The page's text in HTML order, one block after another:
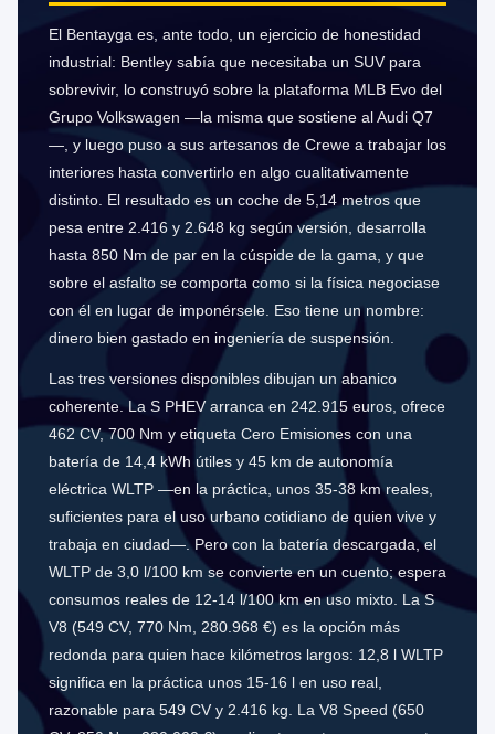
El Bentayga es, ante todo, un ejercicio de honestidad
industrial: Bentley sabía que necesitaba un SUV para
sobrevivir, lo construyó sobre la plataforma MLB Evo del
Grupo Volkswagen —la misma que sostiene al Audi Q7
—, y luego puso a sus artesanos de Crewe a trabajar los
interiores hasta convertirlo en algo cualitativamente
distinto. El resultado es un coche de 5,14 metros que
pesa entre 2.416 y 2.648 kg según versión, desarrolla
hasta 850 Nm de par en la cúspide de la gama, y que
sobre el asfalto se comporta como si la física negociase
con él en lugar de imponérsele. Eso tiene un nombre:
dinero bien gastado en ingeniería de suspensión.
Las tres versiones disponibles dibujan un abanico
coherente. La S PHEV arranca en 242.915 euros, ofrece
462 CV, 700 Nm y etiqueta Cero Emisiones con una
batería de 14,4 kWh útiles y 45 km de autonomía
eléctrica WLTP —en la práctica, unos 35-38 km reales,
suficientes para el uso urbano cotidiano de quien vive y
trabaja en ciudad—. Pero con la batería descargada, el
WLTP de 3,0 l/100 km se convierte en un cuento; espera
consumos reales de 12-14 l/100 km en uso mixto. La S
V8 (549 CV, 770 Nm, 280.968 €) es la opción más
redonda para quien hace kilómetros largos: 12,8 l WLTP
significa en la práctica unos 15-16 l en uso real,
razonable para 549 CV y 2.416 kg. La V8 Speed (650